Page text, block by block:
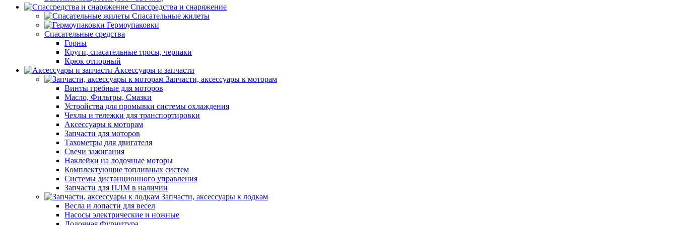
Спассредства и снаряжение
Спасательные жилеты
Гермоупаковки
Спасательные средства
Горны
Круги, спасательные тросы, черпаки
Крюк отпорный
Аксессуары и запчасти
Запчасти, аксессуары к моторам
Винты гребные для моторов
Масло, Фильтры, Смазки
Устройства для промывки системы охлаждения
Чехлы и тележки для транспортировки
Аксессуары к моторам
Запчасти для моторов
Тахометры для двигателя
Свечи зажигания
Наклейки на лодочные моторы
Комплектующие топливных систем
Системы дистанционного управления
Запчасти для ПЛМ в наличии
Запчасти, аксессуары к лодкам
Весла и лопасти для весел
Насосы электрические и ножные